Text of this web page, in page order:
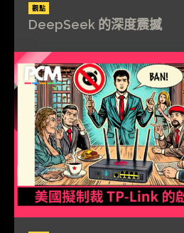
觀點
DeepSeek 的深度震撼